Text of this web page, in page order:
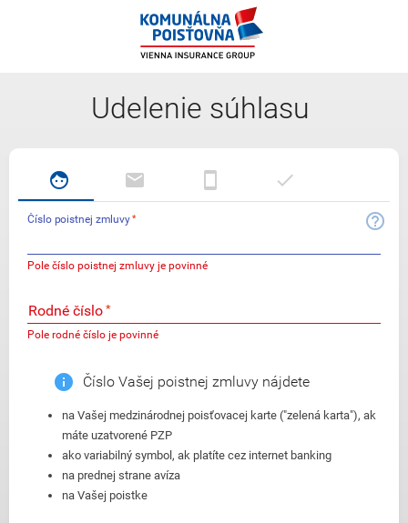
Udelenie súhlasu
help_outline
face email smartphone done
face
email
smartphone
done
Číslo poistnej zmluvy
Pole číslo poistnej zmluvy je povinné
Rodné číslo
Pole rodné číslo je povinné
info Číslo Vašej poistnej zmluvy nájdete
na Vašej medzinárodnej poisťovacej karte ("zelená karta"), ak
máte uzatvorené PZP
ako variabilný symbol, ak platíte cez internet banking
na prednej strane avíza
na Vašej poistke